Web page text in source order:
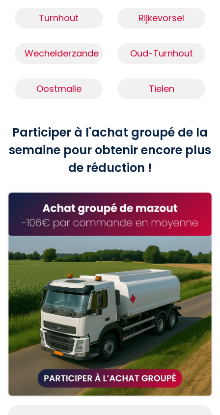
Turnhout Rijkevorsel
Wechelderzande Oud-Turnhout
Oostmalle Tielen
Participer à l'achat groupé de la
semaine pour obtenir encore plus
de réduction !